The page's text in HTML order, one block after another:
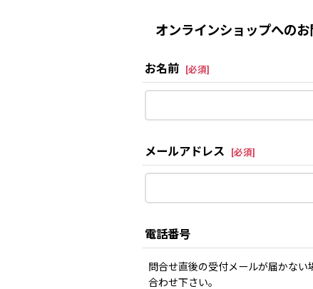
オンラインショップへのお
お名前 [必須]
メールアドレス [必須]
電話番号
問合せ直後の受付メールが届かな
合わせ下さい。